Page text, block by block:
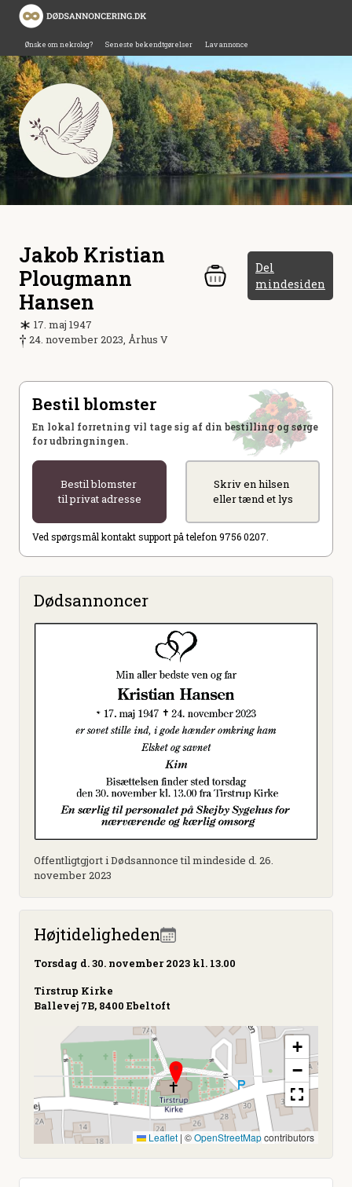
Ønske om nekrolog? Seneste bekendtgørelser Lav annonce
Jakob Kristian
Plougmann
Hansen
Del
mindesiden
17. maj 1947
24. november 2023, Århus V
Bestil blomster
En lokal forretning vil tage sig af din bestilling og sørge
for udbringningen.
Bestil blomster
til privat adresse
Skriv en hilsen
eller tænd et lys
Ved spørgsmål kontakt support på telefon 9756 0207.
Dødsannoncer
Offentligtgjort i Dødsannonce til mindeside d. 26.
november 2023
Højtideligheden
Torsdag d. 30. november 2023 kl. 13.00
Tirstrup Kirke
Ballevej 7B, 8400 Ebeltoft
+
−
Leaflet | ©OpenStreetMapcontributors